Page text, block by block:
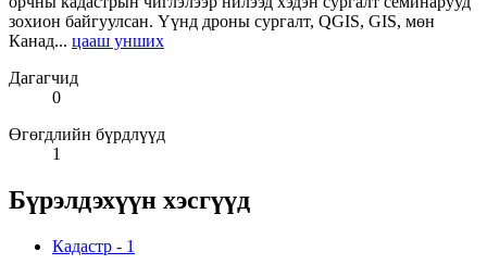
зохион байгуулсан. Үүнд дроны сургалт, QGIS, GIS, мөн
Канад... цааш унших
Дагагчид
0
Өгөгдлийн бүрдлүүд
1
Бүрэлдэхүүн хэсгүүд
Кадастр - 1